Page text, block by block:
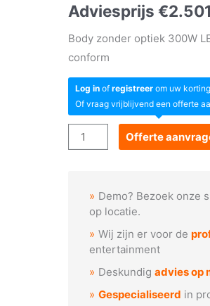
Adviesprijs€
Body zonder optiek 300W
conform
Log in ofregistreer om uw
Of vraag vrijblijvend een offerte
Spotlight
-
Offerte
Demo? Bezoek onze
op locatie.
Wij zijn er voor de
entertainment
Deskundigadvies op
Gespecialiseerd in